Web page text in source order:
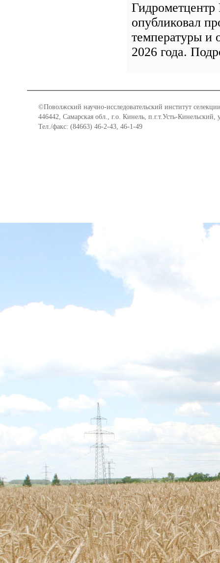
Гидрометцентр
опубликовал
температуры и
2026 года.
©Поволжский научно-исследовательский институт
446442, Самарская обл., г.о. Кинель, п.г.т.Усть-Кинельский,
Тел./факс: (84663) 46-2-43, 46-1-49